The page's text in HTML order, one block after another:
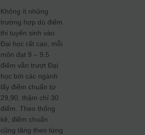
Không ít những
trường hợp dù điểm
thi tuyển sinh vào
Đại học rất cao, mỗi
môn đạt 9 – 9,5
điểm vẫn trượt Đại
học bởi các ngành
lấy điểm chuẩn từ
29,90, thậm chí 30
điểm. Theo thống
kê, điểm chuẩn
cũng tăng theo từng